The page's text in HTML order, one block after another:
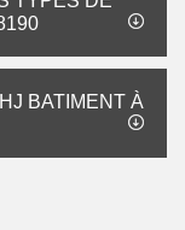
BATIMENT À